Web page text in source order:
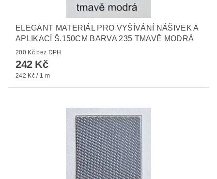
ELEGANT MATERIÁL PRO VYŠÍVÁNÍ NÁŠIVEK A
APLIKACÍ Š.150CM BARVA 235 TMAVĚ MODRÁ
200 Kč bez DPH
242 Kč
242 Kč / 1 m